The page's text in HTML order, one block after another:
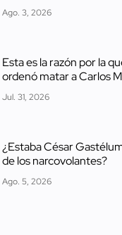
Ago. 3, 2026
Esta es la razón por la
ordenó matar a Carlos
Jul. 31, 2026
¿Estaba César
de los narcovolantes?
Ago. 5, 2026